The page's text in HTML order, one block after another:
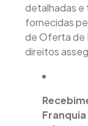
detalhadas e
fornecidas
de Oferta de
direitos